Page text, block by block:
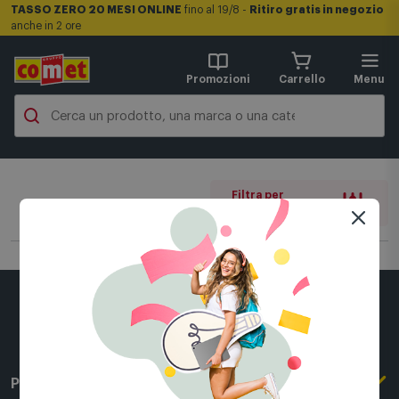
TASSO ZERO 20 MESI ONLINE fino al 19/8 - Ritiro gratis in negozio
anche in 2 ore
Promozioni Carrello Menu
Filtra per
0 filtri attivi
Per conoscerci meglio